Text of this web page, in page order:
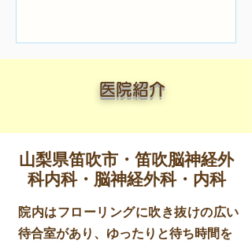
医院紹介
​山梨県笛吹市・笛吹脳神経外
科内科・脳神経外科・内科
院内はフローリングに吹き抜けの広い
待合室があり、ゆったりと待ち時間を